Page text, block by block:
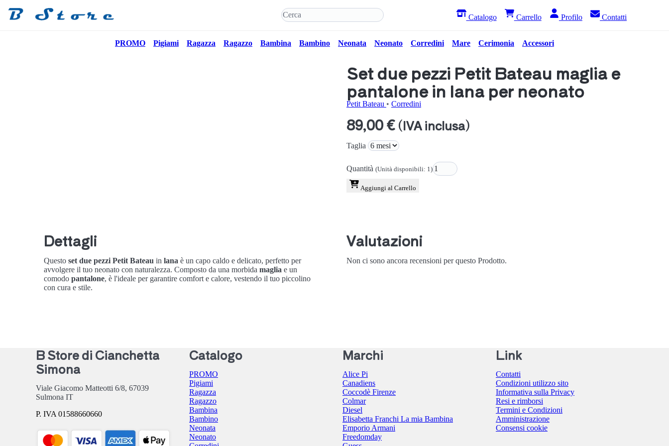
Catalogo Carrello Profilo Contatti
PROMO Pigiami Ragazza Ragazzo Bambina Bambino Neonata Neonato Corredini Mare Cerimonia Accessori
Set due pezzi Petit Bateau maglia e
pantalone in lana per neonato
Petit Bateau • Corredini
89,00 € (IVA inclusa)
Taglia
Quantità (Unità disponibili: 1)
Aggiungi al Carrello
Dettagli
Questo set due pezzi Petit Bateau in lana è un capo caldo e delicato, perfetto per
avvolgere il tuo neonato con naturalezza. Composto da una morbida maglia e un
comodo pantalone, è l'ideale per garantire comfort e calore, vestendo il tuo piccolino
con cura e stile.
Valutazioni
Non ci sono ancora recensioni per questo Prodotto.
B Store di Cianchetta
Simona
Viale Giacomo Matteotti 6/8, 67039
Sulmona IT
P. IVA 01588660660
Catalogo
PROMO
Pigiami
Ragazza
Ragazzo
Bambina
Bambino
Neonata
Neonato
Marchi
Alice Pi
Canadiens
Coccodè Firenze
Colmar
Diesel
Elisabetta Franchi La mia Bambina
Emporio Armani
Freedomday
Link
Contatti
Condizioni utilizzo sito
Informativa sulla Privacy
Resi e rimborsi
Termini e Condizioni
Amministrazione
Consensi cookie